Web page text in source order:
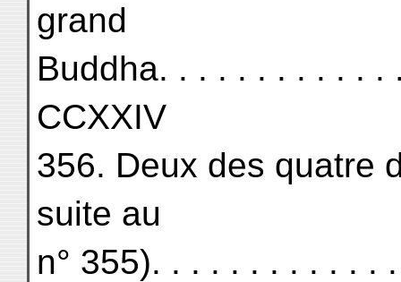
grand
Buddha. . . . . . . . . . .
CCXXIV
356. Deux des quatre
suite au
n° 355). . . . . . . . . . . .